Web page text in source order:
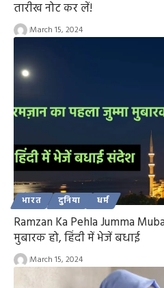
तारीख नोट कर लें!
March 15, 2024
भारत दुनिया धर्म
Ramzan Ka Pehla Jumma
मुबारक हो, हिंदी में भेजें बधाई
March 15, 2024